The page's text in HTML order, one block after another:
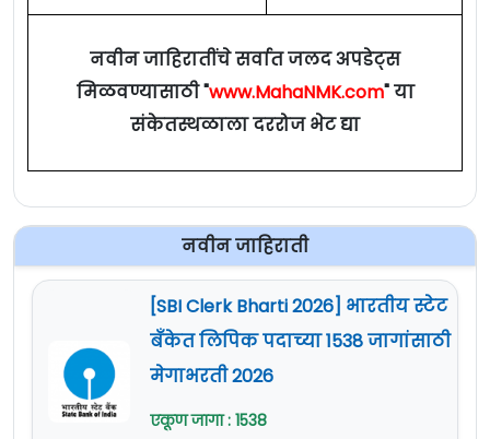
नवीन जाहिरातींचे सर्वात जलद अपडेट्स
मिळवण्यासाठी "www.MahaNMK.com" या
संकेतस्थळाला दररोज भेट द्या
नवीन जाहिराती
[SBI Clerk Bharti 2026] भारतीय स्टेट
बँकेत लिपिक पदाच्या 1538 जागांसाठी
मेगाभरती 2026
एकूण जागा : 1538